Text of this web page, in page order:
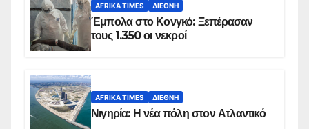
AFRIKA TIMES ΔΙΕΘΝΉ
Έμπολα στο Κονγκό: Ξεπέρασαν
τους 1.350 οι νεκροί
AFRIKA TIMES ΔΙΕΘΝΉ
Νιγηρία: Η νέα πόλη στον Ατλαντικό